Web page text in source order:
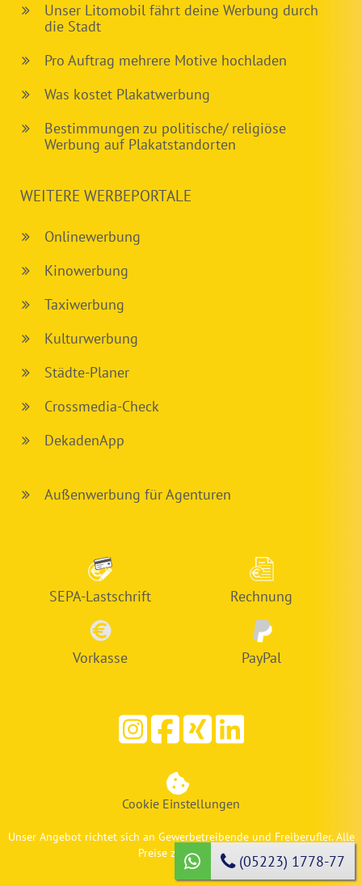
Unser Litomobil fährt deine Werbung durch
die Stadt
Pro Auftrag mehrere Motive hochladen
Was kostet Plakatwerbung
Bestimmungen zu politische/ religiöse
Werbung auf Plakatstandorten
WEITERE WERBEPORTALE
Onlinewerbung
Kinowerbung
Taxiwerbung
Kulturwerbung
Städte-Planer
Crossmedia-Check
DekadenApp
Außenwerbung für Agenturen
SEPA-Lastschrift Rechnung
Vorkasse PayPal
Cookie Einstellungen
Unser Angebot richtet sich an Gewerbetreibende und Freiberufler. Alle
Preise zzgl. MwSt.
(05223) 1778-77